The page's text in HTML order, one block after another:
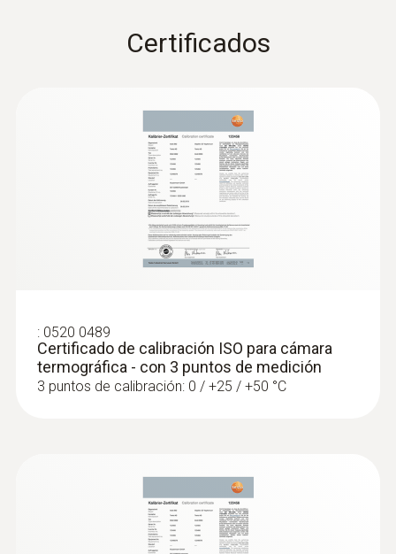
Certificados
: 0520 0489
Certificado de calibración ISO para cámara
termográfica - con 3 puntos de medición
3 puntos de calibración: 0 / +25 / +50 °C